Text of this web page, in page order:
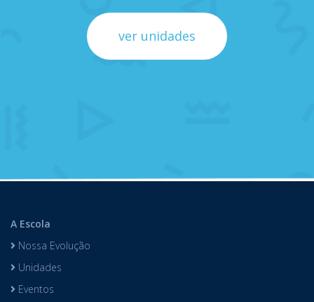
ver unidades
A Escola
Nossa Evolução
Unidades
Eventos